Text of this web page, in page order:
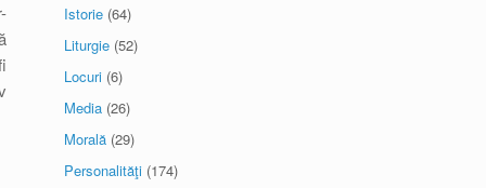
Istorie (64)
Liturgie (52)
Locuri (6)
Media (26)
Morală (29)
Personalităţi (174)